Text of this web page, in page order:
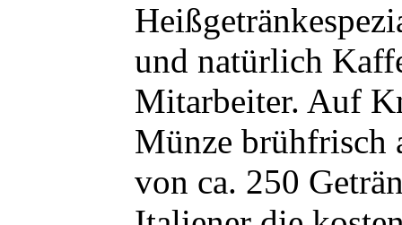
und natürlich
Mitarbeiter. Auf
Münze brühfrisch
von ca. 250